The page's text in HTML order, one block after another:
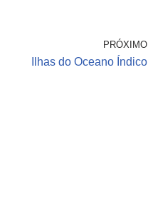
PRÓXIMO
Ilhas do Oceano Índico